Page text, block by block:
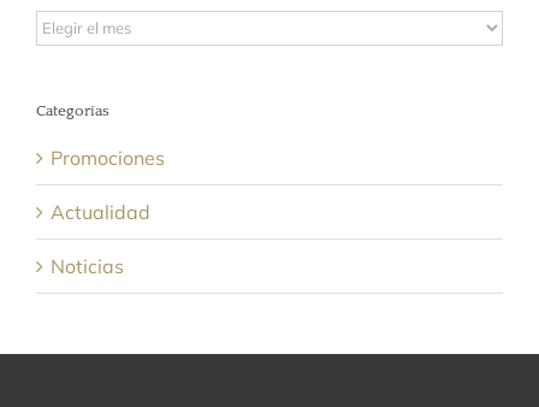
Archivos
Categorías
Promociones
Actualidad
Noticias